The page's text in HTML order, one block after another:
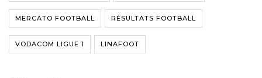
MERCATO FOOTBALL RÉSULTATS FOOTBALL
VODACOM LIGUE 1 LINAFOOT